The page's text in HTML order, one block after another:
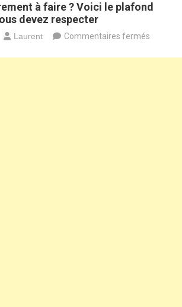
à faire ? Voici le plafond
devez respecter
Laurent Commentaires ferméssur